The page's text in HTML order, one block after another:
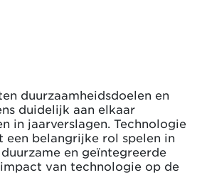
duurzaamheidsdoelen en
duidelijk aan elkaar
in jaarverslagen. Technologie
een belangrijke rol spelen in
en geïntegreerde
van technologie op de